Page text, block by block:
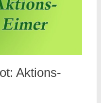
Aktions-